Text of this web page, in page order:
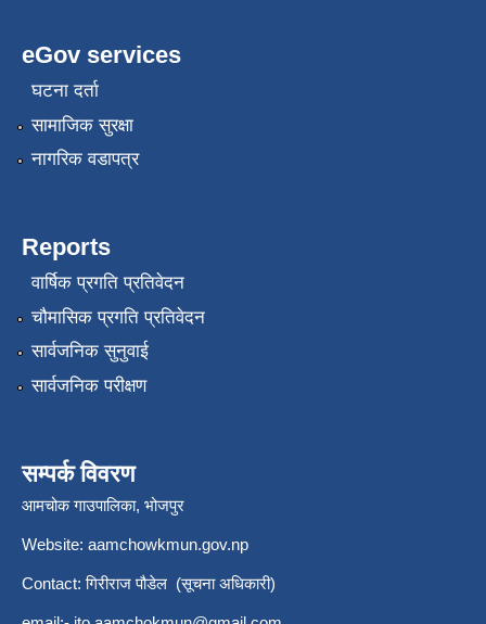
eGov services
घटना दर्ता
सामाजिक सुरक्षा
नागरिक वडापत्र
Reports
वार्षिक प्रगति प्रतिवेदन
चौमासिक प्रगति प्रतिवेदन
सार्वजनिक सुनुवाई
सार्वजनिक परीक्षण
सम्पर्क विवरण
आमचोक गाउपालिका, भोजपुर
Website: aamchowkmun.gov.np
Contact: गिरीराज पौडेल (सूचना अधिकारी)